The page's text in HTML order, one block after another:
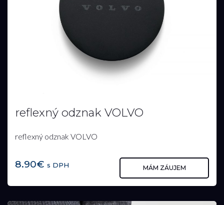
reflexný odznak VOLVO
reflexný odznak VOLVO
8.90€ s DPH MÁM ZÁUJEM